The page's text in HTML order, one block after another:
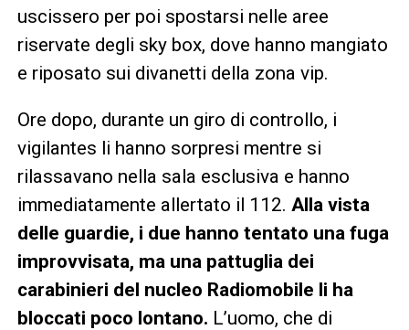
uscissero per poi spostarsi nelle aree
riservate degli sky box, dove hanno mangiato
e riposato sui divanetti della zona vip.
Ore dopo, durante un giro di controllo, i
vigilantes li hanno sorpresi mentre si
rilassavano nella sala esclusiva e hanno
immediatamente allertato il 112. Alla vista
delle guardie, i due hanno tentato una fuga
improvvisata, ma una pattuglia dei
carabinieri del nucleo Radiomobile li ha
bloccati poco lontano. L’uomo, che di